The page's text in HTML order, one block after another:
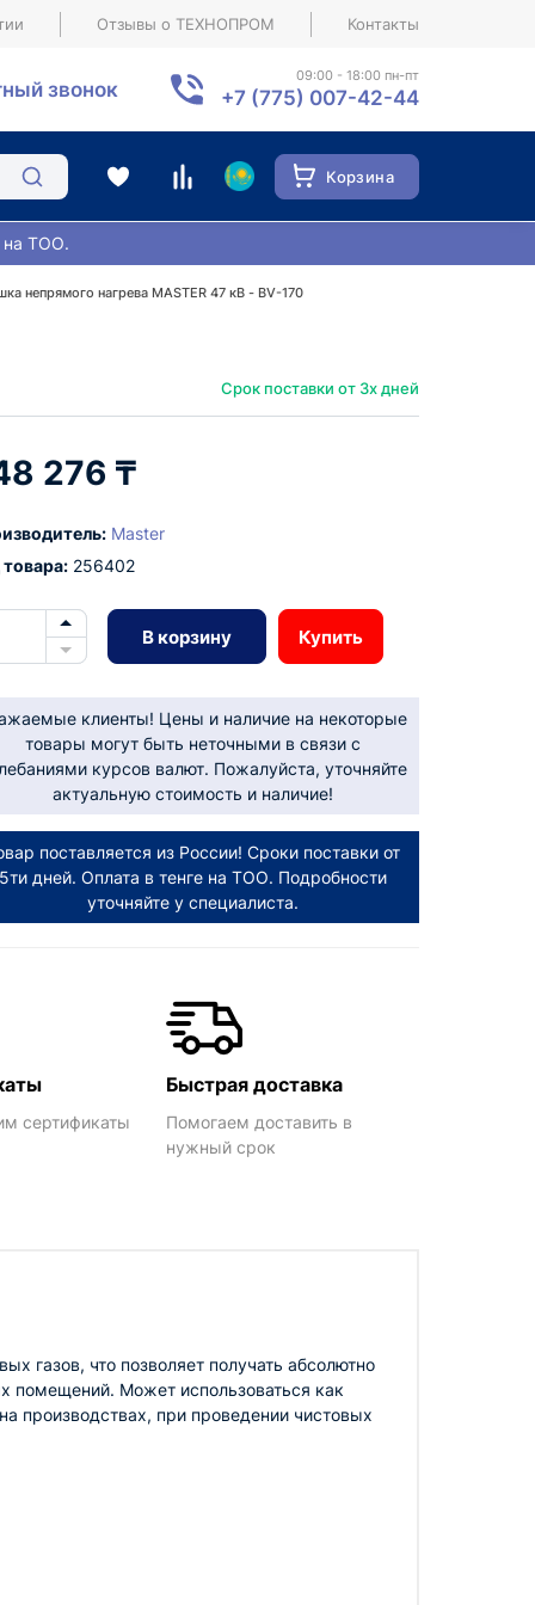
Отзывы о ТЕХНОПРОМ Контакты
звонок
09:00 - 18:00 пн-пт
+7 (775) 007-42-44
Корзина
на ТОО.
непрямого нагрева MASTER 47 кВ - BV-170
Срок поставки от 3х дней
276 ₸
Master
256402
В корзину Купить
клиенты! Цены и наличие на некоторые
товары могут быть неточными в связи с
курсов валют. Пожалуйста, уточняйте
актуальную стоимость и наличие!
поставляется из России! Сроки поставки от
5ти дней. Оплата в тенге на ТОО. Подробности
уточняйте у специалиста.
сертификаты
Быстрая доставка
Помогаем доставить в
нужный срок
газов, что позволяет получать абсолютно
помещений. Может использоваться как
производствах, при проведении чистовых